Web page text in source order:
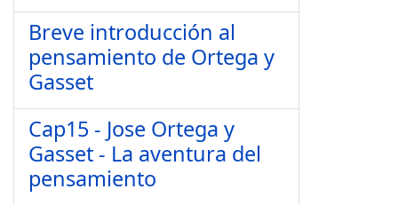
Breve introducción al
pensamiento de Ortega y
Gasset
Cap15 - Jose Ortega y
Gasset - La aventura del
pensamiento